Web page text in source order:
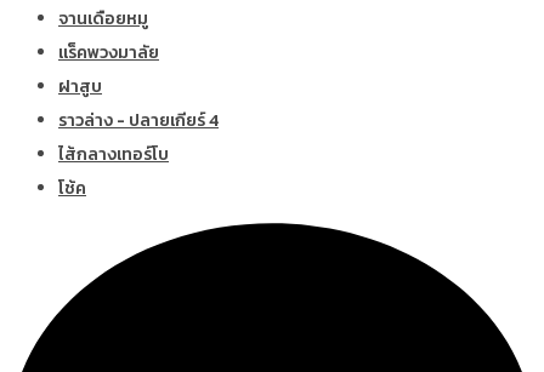
จานเดือยหมู
แร็คพวงมาลัย
ฝาสูบ
ราวล่าง - ปลายเกียร์ 4
ไส้กลางเทอร์โบ
โช้ค